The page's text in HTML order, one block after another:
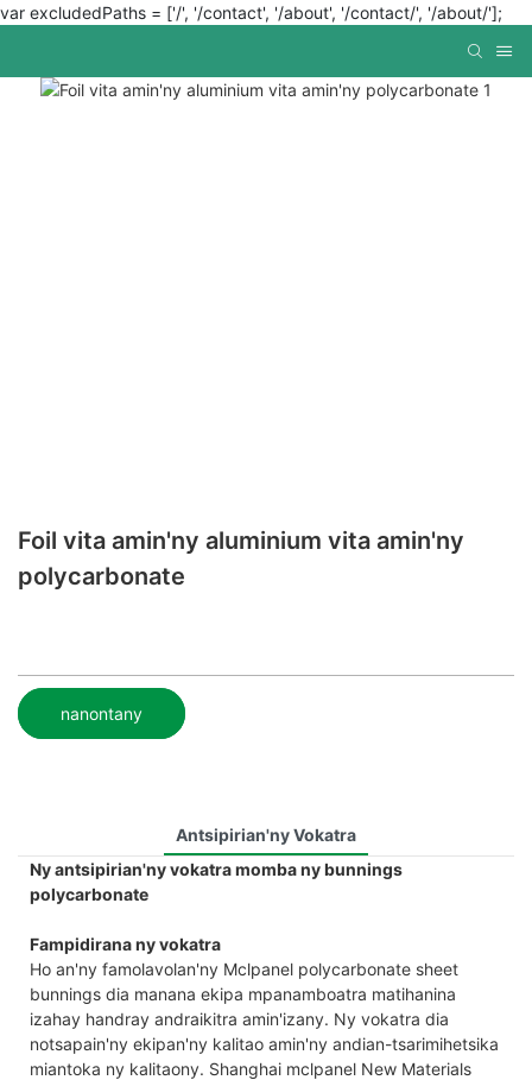
var excludedPaths = ['/', '/contact', '/about', '/contact/', '/about/'];
Foil vita amin'ny aluminium vita amin'ny
polycarbonate
nanontany
Antsipirian'ny Vokatra
Ny antsipirian'ny vokatra momba ny bunnings
polycarbonate
Fampidirana ny vokatra
Ho an'ny famolavolan'ny Mclpanel polycarbonate sheet
bunnings dia manana ekipa mpanamboatra matihanina
izahay handray andraikitra amin'izany. Ny vokatra dia
notsapain'ny ekipan'ny kalitao amin'ny andian-tsarimihetsika
miantoka ny kalitaony. Shanghai mclpanel New Materials